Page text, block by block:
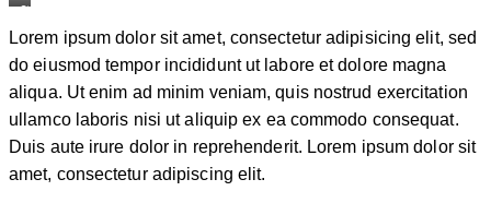
Stet
clita
kasd
gubergren,
no
sea
sanctus
Lorem ipsum dolor sit amet, consectetur adipisicing elit, sed
do eiusmod tempor incididunt ut labore et dolore magna
aliqua. Ut enim ad minim veniam, quis nostrud exercitation
ullamco laboris nisi ut aliquip ex ea commodo consequat.
Duis aute irure dolor in reprehenderit. Lorem ipsum dolor sit
amet, consectetur adipiscing elit.